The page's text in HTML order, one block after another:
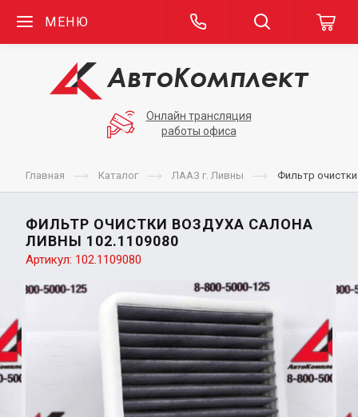
МЕНЮ
Онлайн трансляция
работы офиса
Главная Каталог ЛААЗ г. Ливны Фильтр
ФИЛЬТР ОЧИСТКИ ВОЗДУХА САЛОНА
ЛИВНЫ 102.1109080
Артикул: 102.1109080